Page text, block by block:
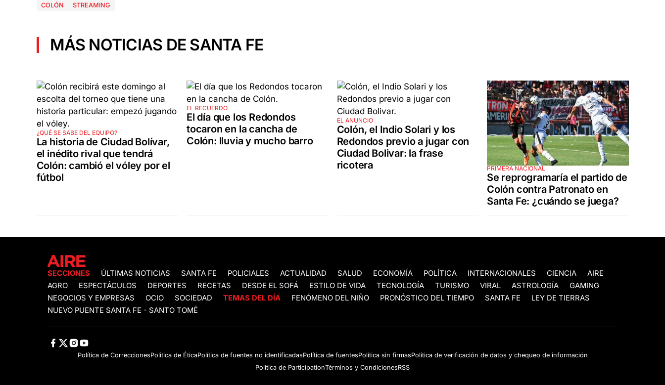
COLÓN STREAMING
MÁS NOTICIAS DE SANTA FE
¿QUÉ SE SABE DEL EQUIPO?
La historia de Ciudad Bolívar,
el inédito rival que tendrá
Colón: cambió el vóley por el
fútbol
EL RECUERDO
El día que los Redondos
tocaron en la cancha de
Colón: lluvia y mucho barro
EL ANUNCIO
Colón, el Indio Solari y los
Redondos previo a jugar con
Ciudad Bolivar: la frase
ricotera
PRIMERA NACIONAL
Se reprogramaría el partido de
Colón contra Patronato en
Santa Fe: ¿cuándo se juega?
SECCIONES ÚLTIMAS NOTICIAS SANTA FE POLICIALES ACTUALIDAD SALUD ECONOMÍA POLÍTICA INTERNACIONALES CIENCIA
AIRE
AGRO
ESPECTÁCULOS DEPORTES RECETAS DESDE EL SOFÁ ESTILO DE VIDA TECNOLOGÍA TURISMO VIRAL ASTROLOGÍA
GAMING
NEGOCIOS Y EMPRESAS
OCIO SOCIEDAD TEMAS DEL DÍA FENÓMENO DEL NIÑO PRONÓSTICO DEL TIEMPO SANTA FE
LEY DE TIERRAS
NUEVO PUENTE SANTA FE - SANTO TOMÉ
Política de CorreccionesPolitica de ÉticaPolítica de fuentes no identificadasPolítica de fuentesPolítica sin firmasPolítica de verificación de datos y chequeo de información
Politica de ParticipationTérminos y CondicionesRSS